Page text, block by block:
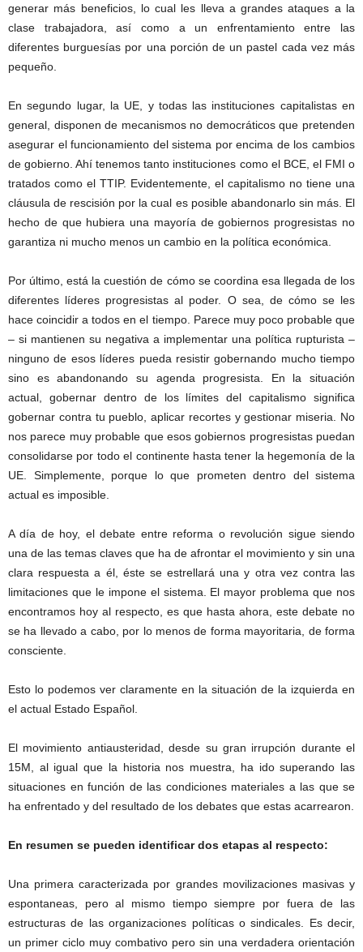
generar más beneficios, lo cual les lleva a grandes ataques a la
clase trabajadora, así como a un enfrentamiento entre las
diferentes burguesías por una porción de un pastel cada vez más
pequeño.
En segundo lugar, la UE, y todas las instituciones capitalistas en
general, disponen de mecanismos no democráticos que pretenden
asegurar el funcionamiento del sistema por encima de los cambios
de gobierno. Ahí tenemos tanto instituciones como el BCE, el FMI o
tratados como el TTIP. Evidentemente, el capitalismo no tiene una
cláusula de rescisión por la cual es posible abandonarlo sin más. El
hecho de que hubiera una mayoría de gobiernos progresistas no
garantiza ni mucho menos un cambio en la política económica.
Por último, está la cuestión de cómo se coordina esa llegada de los
diferentes líderes progresistas al poder. O sea, de cómo se les
hace coincidir a todos en el tiempo. Parece muy poco probable que
– si mantienen su negativa a implementar una política rupturista –
ninguno de esos líderes pueda resistir gobernando mucho tiempo
sino es abandonando su agenda progresista. En la situación
actual, gobernar dentro de los límites del capitalismo significa
gobernar contra tu pueblo, aplicar recortes y gestionar miseria. No
nos parece muy probable que esos gobiernos progresistas puedan
consolidarse por todo el continente hasta tener la hegemonía de la
UE. Simplemente, porque lo que prometen dentro del sistema
actual es imposible.
A día de hoy, el debate entre reforma o revolución sigue siendo
una de las temas claves que ha de afrontar el movimiento y sin una
clara respuesta a él, éste se estrellará una y otra vez contra las
limitaciones que le impone el sistema. El mayor problema que nos
encontramos hoy al respecto, es que hasta ahora, este debate no
se ha llevado a cabo, por lo menos de forma mayoritaria, de forma
consciente.
Esto lo podemos ver claramente en la situación de la izquierda en
el actual Estado Español.
El movimiento antiausteridad, desde su gran irrupción durante el
15M, al igual que la historia nos muestra, ha ido superando las
situaciones en función de las condiciones materiales a las que se
ha enfrentado y del resultado de los debates que estas acarrearon.
En resumen se pueden identificar dos etapas al respecto:
Una primera caracterizada por grandes movilizaciones masivas y
espontaneas, pero al mismo tiempo siempre por fuera de las
estructuras de las organizaciones políticas o sindicales. Es decir,
un primer ciclo muy combativo pero sin una verdadera orientación